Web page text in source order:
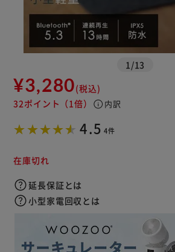
1 /13
¥3,280(税込)
32ポイント （1倍） info 内訳
4.5 4件
在庫切れ
延長保証とは
小型家電回収とは